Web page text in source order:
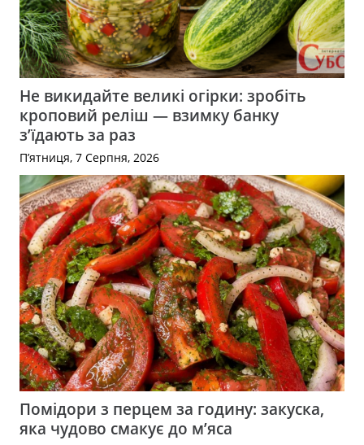
Не викидайте великі огірки: зробіть
кроповий реліш — взимку банку
з’їдають за раз
П’ятниця, 7 Серпня, 2026
Помідори з перцем за годину: закуска,
яка чудово смакує до м’яса